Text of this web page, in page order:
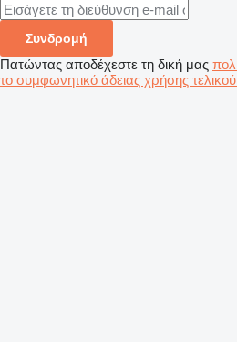
Συνδρομή
Πατώντας αποδέχεστε τη δική μας
το συμφωνητικό άδειας χρήσης